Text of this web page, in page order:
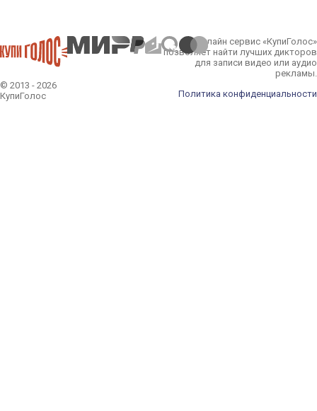
© 2013 - 2026
КупиГолос
Онлайн сервис «КупиГолос»
позволяет найти лучших дикторов
для записи видео или аудио
рекламы.
Политика конфиденциальности